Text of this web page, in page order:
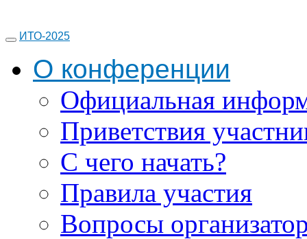
ИТО-2025
О конференции
Официальная
Приветствия
С чего начать?
Правила участия
Вопросы